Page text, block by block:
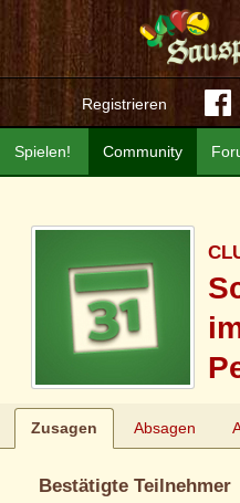
Registrieren
Community
Spielen!
Zusagen Absagen
Bestätigte Teilnehmer